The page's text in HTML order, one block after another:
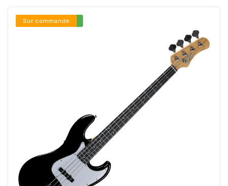
Stock en ligne ***
Sur commande